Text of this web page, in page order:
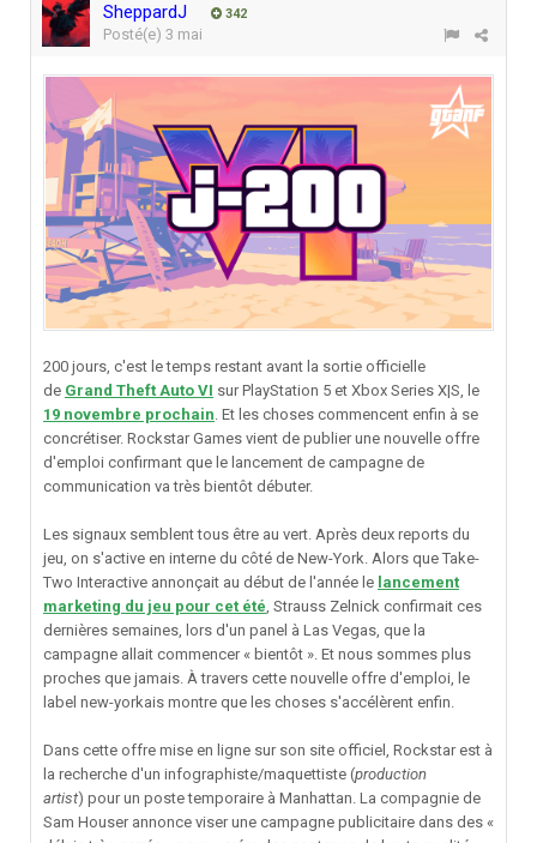
SheppardJ 342
Posté(e) 3 mai
200 jours, c'est le temps restant avant la sortie officielle
de Grand Theft Auto VI sur PlayStation 5 et Xbox Series X|S, le
19 novembre prochain . Et les choses commencent enfin à se
concrétiser. Rockstar Games vient de publier une nouvelle offre
d'emploi confirmant que le lancement de campagne de
communication va très bientôt débuter.
Les signaux semblent tous être au vert. Après deux reports du
jeu, on s'active en interne du côté de New-York. Alors que Take-
Two Interactive annonçait au début de l'année le lancement
marketing du jeu pour cet été , Strauss Zelnick confirmait ces
dernières semaines, lors d'un panel à Las Vegas, que la
campagne allait commencer « bientôt ». Et nous sommes plus
proches que jamais. À travers cette nouvelle offre d'emploi, le
label new-yorkais montre que les choses s'accélèrent enfin.
Dans cette offre mise en ligne sur son site officiel, Rockstar est à
la recherche d'un infographiste/maquettiste (production
artist) pour un poste temporaire à Manhattan. La compagnie de
Sam Houser annonce viser une campagne publicitaire dans des «